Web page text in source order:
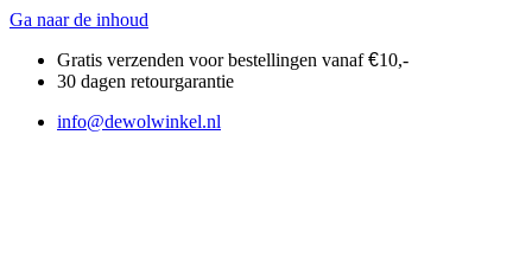
Ga naar de inhoud
Gratis verzenden voor bestellingen vanaf€10,-
30 dagen retourgarantie
info@dewolwinkel.nl